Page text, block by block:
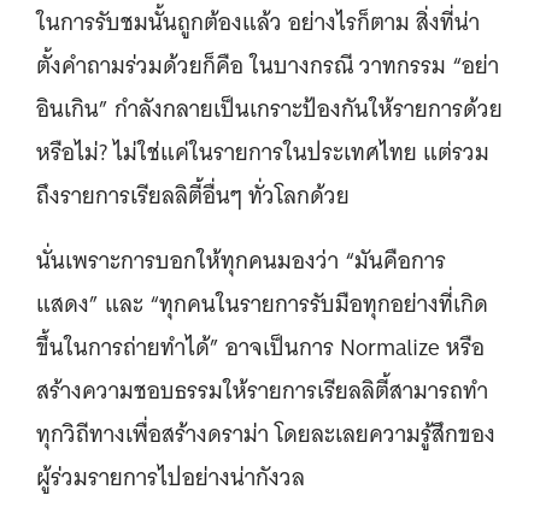
ในการรับชมนั้นถูกต้องแล้ว อย่างไรก็ตาม สิ่งที่น่า
ตั้งคำถามร่วมด้วยก็คือ ในบางกรณี วาทกรรม “อย่า
อินเกิน” กำลังกลายเป็นเกราะป้องกันให้รายการด้วย
หรือไม่? ไม่ใช่แค่ในรายการในประเทศไทย แต่รวม
ถึงรายการเรียลลิตี้อื่นๆ ทั่วโลกด้วย
นั่นเพราะการบอกให้ทุกคนมองว่า “มันคือการ
แสดง” และ “ทุกคนในรายการรับมือทุกอย่างที่เกิด
ขึ้นในการถ่ายทำได้” อาจเป็นการ Normalize หรือ
สร้างความชอบธรรมให้รายการเรียลลิตี้สามารถทำ
ทุกวิถีทางเพื่อสร้างดราม่า โดยละเลยความรู้สึกของ
ผู้ร่วมรายการไปอย่างน่ากังวล